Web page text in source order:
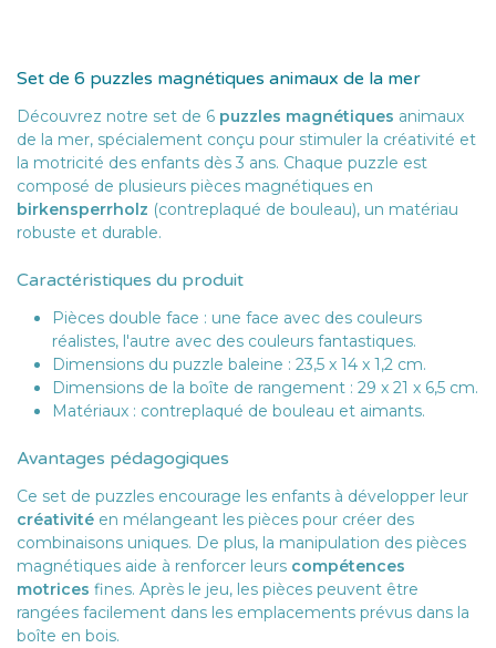
Set de 6 puzzles magnétiques animaux de la mer
Découvrez notre set de 6 puzzles magnétiques animaux
de la mer, spécialement conçu pour stimuler la créativité et
la motricité des enfants dès 3 ans. Chaque puzzle est
composé de plusieurs pièces magnétiques en
birkensperrholz (contreplaqué de bouleau), un matériau
robuste et durable.
Caractéristiques du produit
Pièces double face : une face avec des couleurs
réalistes, l'autre avec des couleurs fantastiques.
Dimensions du puzzle baleine : 23,5 x 14 x 1,2 cm.
Dimensions de la boîte de rangement : 29 x 21 x 6,5 cm.
Matériaux : contreplaqué de bouleau et aimants.
Avantages pédagogiques
Ce set de puzzles encourage les enfants à développer leur
créativité en mélangeant les pièces pour créer des
combinaisons uniques. De plus, la manipulation des pièces
magnétiques aide à renforcer leurs compétences
motrices fines. Après le jeu, les pièces peuvent être
rangées facilement dans les emplacements prévus dans la
boîte en bois.